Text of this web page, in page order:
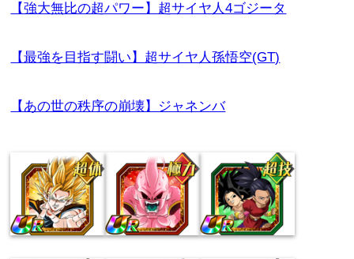
【強大無比の超パワー】超サイヤ人4ゴジータ
【最強を目指す闘い】超サイヤ人孫悟空(GT)
【あの世の秩序の崩壊】ジャネンバ